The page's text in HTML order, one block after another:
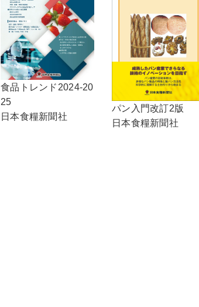
食品トレンド2024-20
25
日本食糧新聞社
パン入門改訂2版
日本食糧新聞社